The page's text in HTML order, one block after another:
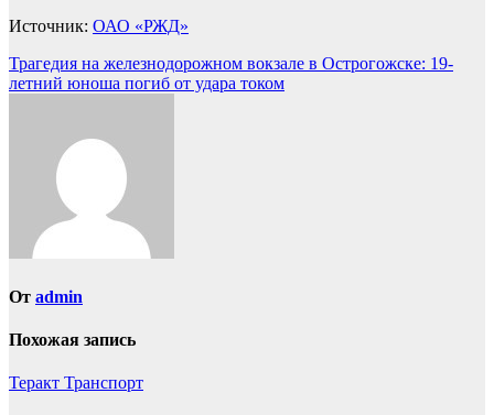
Источник: ОАО «РЖД»
Навигация
по
Трагедия на железнодорожном вокзале в Острогожске: 19-
летний юноша погиб от удара током
От admin
Похожая запись
Теракт Транспорт